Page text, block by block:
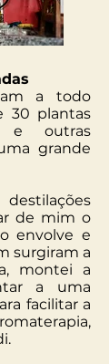
a todo
30 plantas
e outras
grande
de mim o
envolve e
surgiram a
montei a
a uma
facilitar a